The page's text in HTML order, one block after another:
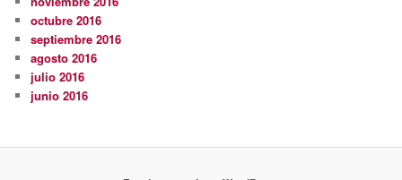
octubre 2016
septiembre 2016
agosto 2016
julio 2016
junio 2016